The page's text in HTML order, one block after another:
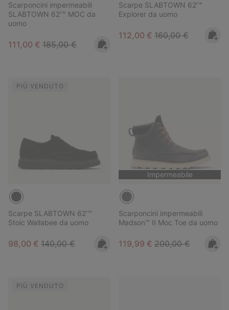
Scarponcini impermeabili
SLABTOWN 62'™ MOC da
uomo
Sale price:
111,00 € Regular price:
185,00 €
Scarpe SLABTOWN 62’™
Explorer da uomo
Sale price:
112,00 € Regular price:
160,00 €
PIÙ VENDUTO
Scarpe SLABTOWN 62’™
Stoic Wallabee da uomo
Sale price:
98,00 € Regular price:
140,00 €
Impermeabile
Scarponcini impermeabili
Madson™ II Moc Toe da uomo
Sale price:
119,99 € Regular price:
200,00 €
PIÙ VENDUTO